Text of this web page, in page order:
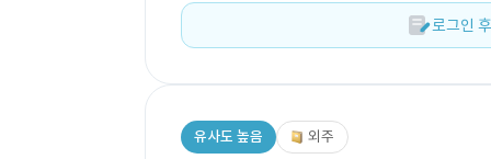
로그인
유사도 높음 외주